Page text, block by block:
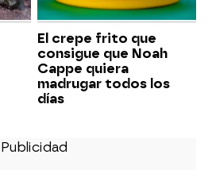
El crepe frito que
consigue que Noah
Cappe quiera
madrugar todos los
días